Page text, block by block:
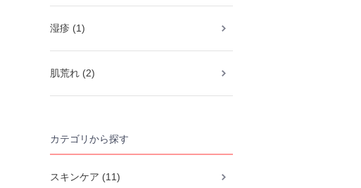
湿疹 (1)
肌荒れ (2)
カテゴリから探す
スキンケア (11)